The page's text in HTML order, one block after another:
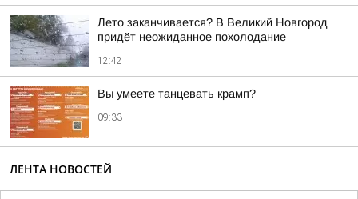
Лето заканчивается? В Великий Новгород
придёт неожиданное похолодание
12:42
Вы умеете танцевать крамп?
09:33
ЛЕНТА НОВОСТЕЙ